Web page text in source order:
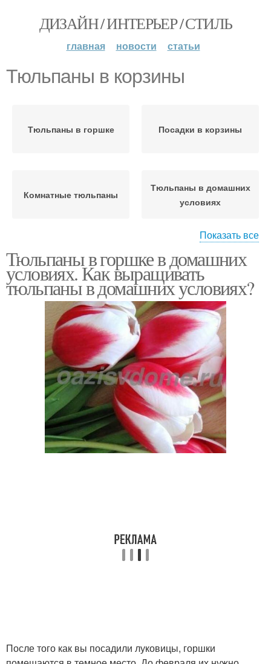
ДИЗАЙН / ИНТЕРЬЕР / СТИЛЬ
главная новости статьи
Тюльпаны в корзины
Тюльпаны в горшке Посадки в корзины
Комнатные тюльпаны
Тюльпаны в домашних
условиях
Тюльпаны в горшках
подоконнике
Показать все
Тюльпаны в горшке в домашних
условиях. Как выращивать
тюльпаны в домашних условиях?
После того как вы посадили луковицы, горшки